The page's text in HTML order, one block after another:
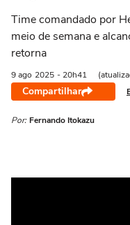
Time comandado por
meio de semana e
retorna
9 ago 2025 - 20h41
Compartilhar
Por: Fernando Itokazu